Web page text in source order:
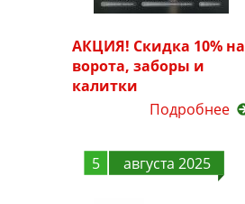
АКЦИЯ! Скидка 10% на
ворота, заборы и
калитки
Подробнее
5 августа 2025